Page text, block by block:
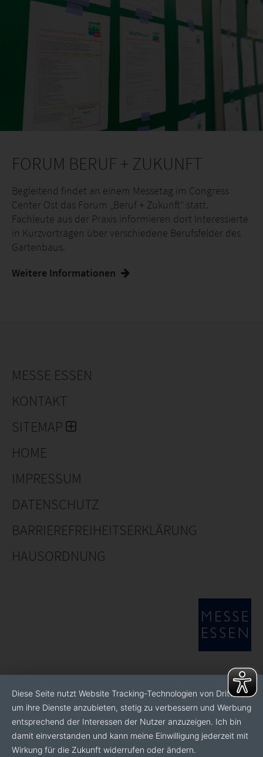
FORUM BERUF + ZUKUNFT
Begleitend findet an einem Messetag im Congress
Center Ost das Forum „Beruf + Zukunft“ statt.
Fachleute aus der Praxis informieren dort Interessierte
in Kurzvorträgen über verschiedene Berufsfelder des
Gartenbaus.
Weitere Informationen
MESSE ESSEN
KONTAKT
SITEMAP
HOME
IMPRESSUM
DATENSCHUTZ
BARRIEREFREIHEITSERKLÄRUNG
HAUSORDNUNG
Diese Seite nutzt Website Tracking-Technologien von Dritten,
um ihre Dienste anzubieten, stetig zu verbessern und Werbung
entsprechend der Interessen der Nutzer anzuzeigen. Ich bin
damit einverstanden und kann meine Einwilligung jederzeit mit
Wirkung für die Zukunft widerrufen oder ändern.